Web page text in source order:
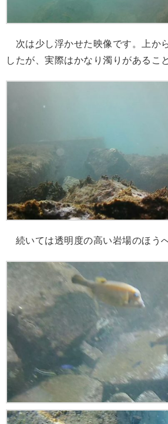
次は少し浮かせた映像です。上か
したが、実際はかなり濁りがあるこ
続いては透明度の高い岩場のほうへ